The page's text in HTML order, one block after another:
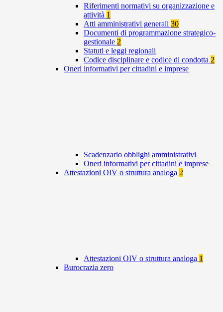
Riferimenti normativi su organizzazione e
attività 1
Atti amministrativi generali 30
Documenti di programmazione strategico-
gestionale 2
Statuti e leggi regionali
Codice disciplinare e codice di condotta 2
Oneri informativi per cittadini e imprese
Scadenzario obblighi amministrativi
Oneri informativi per cittadini e imprese
Attestazioni OIV o struttura analoga 2
Attestazioni OIV o struttura analoga 1
Burocrazia zero